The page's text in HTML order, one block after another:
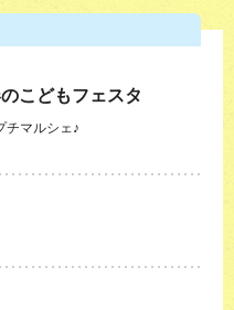
こどもフェスタ
チマルシェ♪